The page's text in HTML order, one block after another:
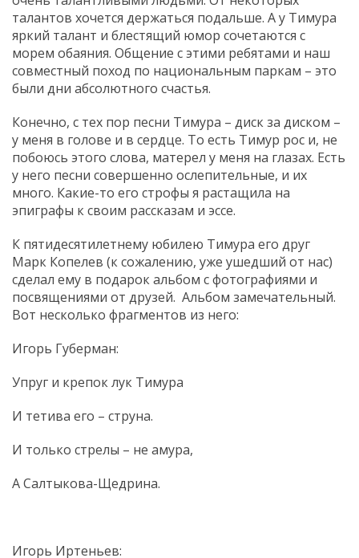
талантов хочется держаться подальше. А у Тимура
яркий талант и блестящий юмор сочетаются с
морем обаяния. Общение с этими ребятами и наш
совместный поход по национальным паркам – это
были дни абсолютного счастья.
Конечно, с тех пор песни Тимура – диск за диском –
у меня в голове и в сердце. То есть Тимур рос и, не
побоюсь этого слова, матерел у меня на глазах. Есть
у него песни совершенно ослепительные, и их
много. Какие-то его строфы я растащила на
эпиграфы к своим рассказам и эссе.
К пятидесятилетнему юбилею Тимура его друг
Марк Копелев (к сожалению, уже ушедший от нас)
сделал ему в подарок альбом с фотографиями и
посвящениями от друзей. Альбом замечательный.
Вот несколько фрагментов из него:
Игорь Губерман:
Упруг и крепок лук Тимура
И тетива его – струна.
И только стрелы – не амура,
А Салтыкова-Щедрина.
Игорь Иртеньев: